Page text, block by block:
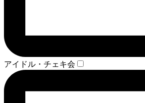
アイドル・チェキ会